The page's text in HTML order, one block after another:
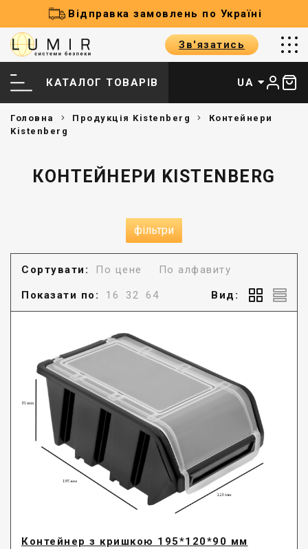
Відправка замовлень по Україні
Зв'язатись
КАТАЛОГ ТОВАРІВ UA
Головна Продукція Kistenberg
Контейнери
Kistenberg
КОНТЕЙНЕРИ KISTENBERG
фільтри
Сортувати: По цене По алфавиту
Показати по: 16 32 64 Вид:
Контейнер з кришкою 195*120*90 мм